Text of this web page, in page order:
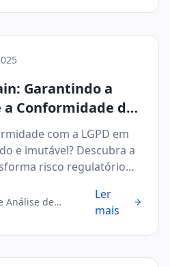
Garantindo a
Conformidade de
B2B
com a LGPD em
e imutável? Descubra a
risco regulatório
Análise de
Ler
mais